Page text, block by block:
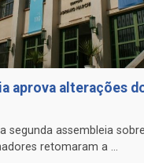
aprova alterações
segunda assembleia
retomaram a ...